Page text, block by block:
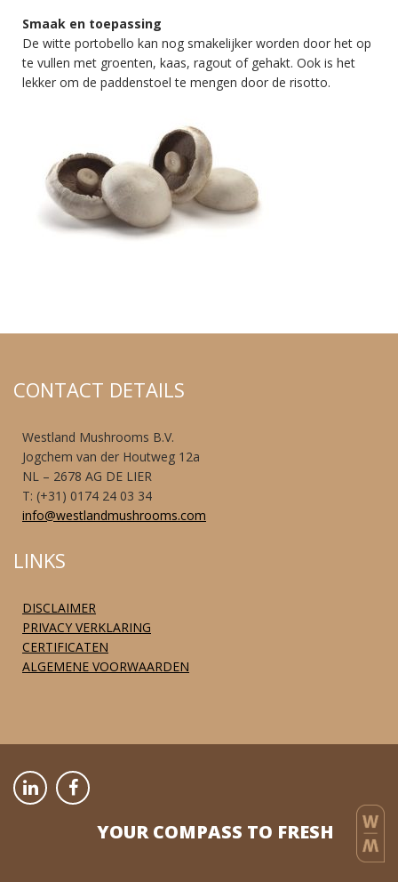
Smaak en toepassing
De witte portobello kan nog smakelijker worden door het op
te vullen met groenten, kaas, ragout of gehakt. Ook is het
lekker om de paddenstoel te mengen door de risotto.
CONTACT DETAILS
Westland Mushrooms B.V.
Jogchem van der Houtweg 12a
NL – 2678 AG DE LIER
T: (+31) 0174 24 03 34
info@westlandmushrooms.com
LINKS
DISCLAIMER
PRIVACY VERKLARING
CERTIFICATEN
ALGEMENE VOORWAARDEN
YOUR COMPASS TO FRESH